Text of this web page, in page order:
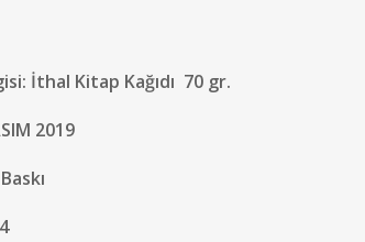
: İthal Kitap Kağıdı 70 gr.
2019